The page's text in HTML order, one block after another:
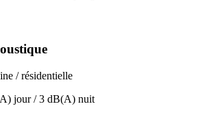
/ résidentielle
jour /3 dB(A) nuit